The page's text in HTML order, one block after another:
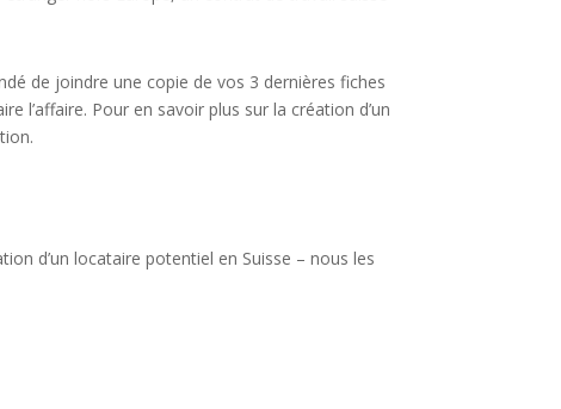
de joindre une copie de vos 3 dernières fiches
l’affaire. Pour en savoir plus sur la création d’un
d’un locataire potentiel en Suisse – nous les